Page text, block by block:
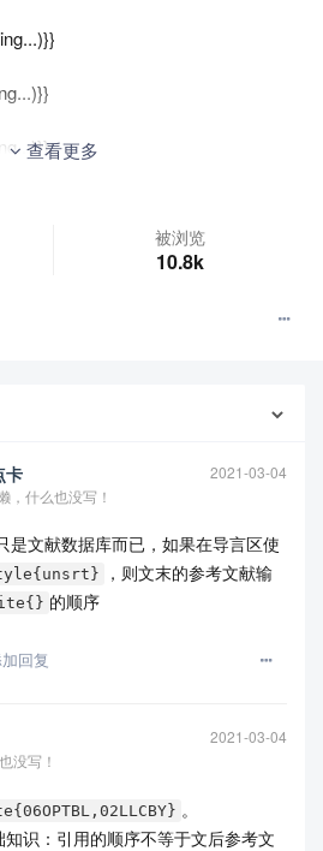
查看更多
被浏览
10.8k
卡
2021-03-04
，什么也没写！
是文献数据库而已，如果在导言区使
，则文末的参考文献输
的顺序
回复
2021-03-04
没写！
。
识：引用的顺序不等于文后参考文